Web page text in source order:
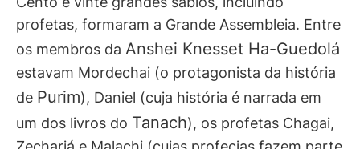
profetas, formaram a Grande Assembleia. Entre
os membros da Anshei Knesset Ha-Guedolá
estavam Mordechai (o protagonista da história
de Purim), Daniel (cuja história é narrada em
um dos livros do Tanach), os profetas Chagai,